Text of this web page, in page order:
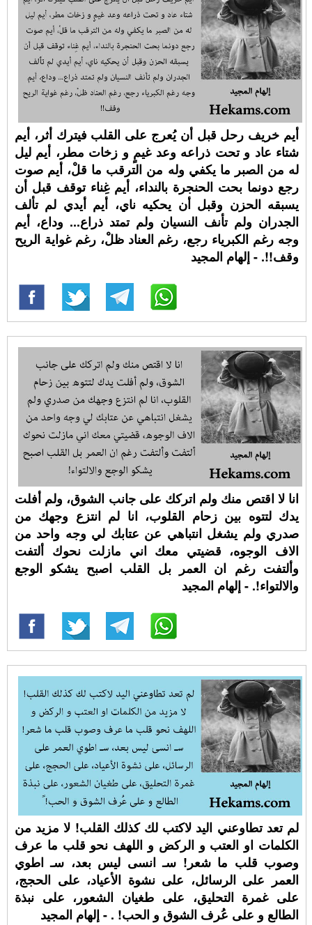
أيم خريف رحل قبل أن يُعرج على القلب فيترك أثر، أيم
شتاء عاد و تحت ذراعه وعد غيمٍ و زخات مطر، أيم ليل
له من الصبر ما يكفي وله من الترقب ما قلْ، أيم صوت
رجع دونما بحت الحنجرة بالنداء، أيم غِناء توقف قبل أن
يسبقه الحزن وقبل أن يحكيه ناي، أيم أيدي لم تألف
الجدران ولم تأنف النسيان ولم تمتد ذراع... وداع، أيم
وجه رغم الكبرياء رجع، رغم العناد ظلْ، رغم غواية الريح
وقف!!. - إلهام المجيد
انا لا اقتص منك ولم اتركك على جانب الشوق، ولم أفلت
يدك لتتوه بين زحام القلوب، انا لم انتزع وجهك من
صدري ولم يشغل انتباهي عن عتابك لي وجه واحد من
الاف الوجوه، قضيتي معك اني مازلت نحوك ألتفت
وألتفت رغم ان العمر بل القلب اصبح يشكو الوجع
والالتواء!. - إلهام المجيد
لم تعد تطاوعني اليد لاكتب لك كذلك القلب! لا مزيد من
الكلمات او العتب و الركض و اللهف نحو قلب ما عرف
وصوب قلب ما شعر! سـ انسى ليس بعد، سـ اطوي
العمر على الرسائل، على نشوة الأعياد، على الحجج،
على غمرة التحليق، على طغيان الشعور، على نبذة
الطالع و على عُرف الشوق و الحب! ⁧. - إلهام المجيد